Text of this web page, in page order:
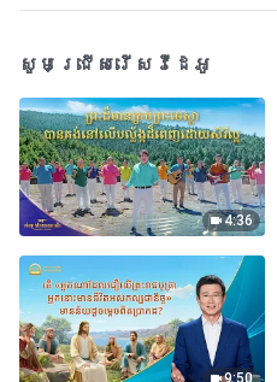
សូមជ្រើសរើសវីដេអូ
4:36
9:50